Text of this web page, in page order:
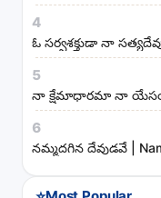
i
s
t
r
i
e
s
4
ఓ సర్వశక్తుడా నా
5
నా క్షేమాధారమా నా యేసయ్యా |
6
నమ్మదగిన దేవుడవే |